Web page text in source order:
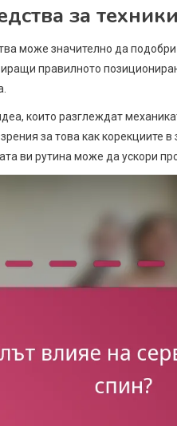
за
може значително да подобри
правилното
които разглеждат
за това как корекциите в
ви рутина може да ускори